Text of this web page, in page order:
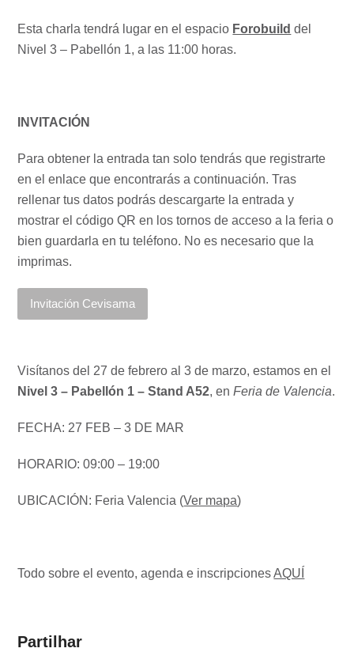
Esta charla tendrá lugar en el espacio Forobuild del
Nivel 3 – Pabellón 1, a las 11:00 horas.
INVITACIÓN
Para obtener la entrada tan solo tendrás que registrarte
en el enlace que encontrarás a continuación. Tras
rellenar tus datos podrás descargarte la entrada y
mostrar el código QR en los tornos de acceso a la feria o
bien guardarla en tu teléfono. No es necesario que la
imprimas.
Invitación Cevisama
Visítanos del 27 de febrero al 3 de marzo, estamos en el
Nivel 3 – Pabellón 1 – Stand A52, enFeria de Valencia.
FECHA: 27 FEB – 3 DE MAR
HORARIO: 09:00 – 19:00
UBICACIÓN: Feria Valencia (Ver mapa)
Todo sobre el evento, agenda e inscripcionesAQUÍ
Partilhar